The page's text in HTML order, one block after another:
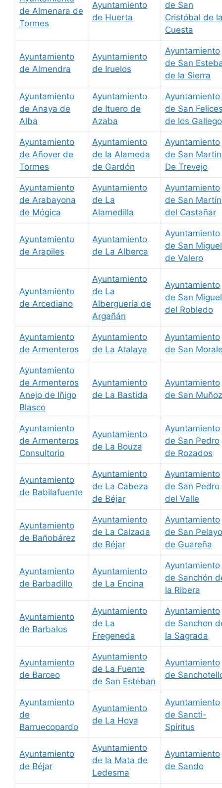
de Almenara de
Tormes
Ayuntamiento
de Huerta
de San
Cristóbal de
Cuesta
Ayuntamiento
de Almendra
Ayuntamiento
de Iruelos
Ayuntamiento
de San
de la Sierra
Ayuntamiento
de Anaya de
Alba
Ayuntamiento
de Ituero de
Azaba
Ayuntamiento
de San
de los
Ayuntamiento
de Añover de
Tormes
Ayuntamiento
de la Alameda
de Gardón
Ayuntamiento
de San Martin
De Trevejo
Ayuntamiento
de Arabayona
de Mógica
Ayuntamiento
de La
Alamedilla
Ayuntamiento
de San Martín
del Castañar
Ayuntamiento
de Arapiles
Ayuntamiento
de La Alberca
Ayuntamiento
de San Miguel
de Valero
Ayuntamiento
de Arcediano
Ayuntamiento
de La
Alberguería de
Argañán
Ayuntamiento
de San Miguel
del Robledo
Ayuntamiento
de Armenteros
Ayuntamiento
de La Atalaya
Ayuntamiento
de San
Ayuntamiento
de Armenteros
Anejo de Iñigo
Blasco
Ayuntamiento
de La Bastida
Ayuntamiento
de San Muñoz
Ayuntamiento
de Armenteros
Consultorio
Ayuntamiento
de La Bouza
Ayuntamiento
de San Pedro
de Rozados
Ayuntamiento
de Babilafuente
Ayuntamiento
de La Cabeza
de Béjar
Ayuntamiento
de San Pedro
del Valle
Ayuntamiento
de Bañobárez
Ayuntamiento
de La Calzada
de Béjar
Ayuntamiento
de San Pelayo
de Guareña
Ayuntamiento
de Barbadillo
Ayuntamiento
de La Encina
Ayuntamiento
de Sanchón
la Ribera
Ayuntamiento
de Barbalos
Ayuntamiento
de La
Fregeneda
Ayuntamiento
de Sanchon
la Sagrada
Ayuntamiento
de Barceo
Ayuntamiento
de La Fuente
de San Esteban
Ayuntamiento
de
Ayuntamiento
de
Barruecopardo
Ayuntamiento
de La Hoya
Ayuntamiento
de Sancti-
Spíritus
Ayuntamiento
de Béjar
Ayuntamiento
de la Mata de
Ledesma
Ayuntamiento
de Sando